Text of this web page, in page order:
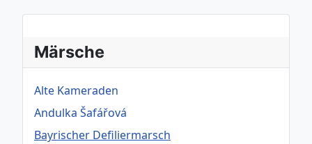
Märsche
Alte Kameraden
Andulka Šafářová
Bayrischer Defiliermarsch